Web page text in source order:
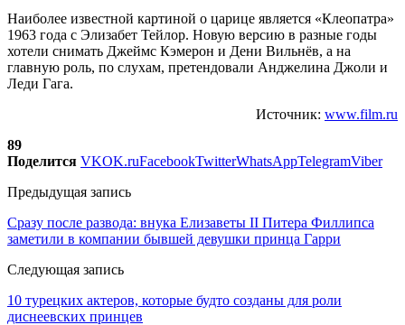
Наиболее известной картиной о царице является «Клеопатра»
1963 года с Элизабет Тейлор. Новую версию в разные годы
хотели снимать Джеймс Кэмерон и Дени Вильнёв, а на
главную роль, по слухам, претендовали Анджелина Джоли и
Леди Гага.
Источник: www.film.ru
89
Поделится VKOK.ruFacebookTwitterWhatsAppTelegramViber
Предыдущая запись
Сразу после развода: внука Елизаветы II Питера Филлипса
заметили в компании бывшей девушки принца Гарри
Следующая запись
10 турецких актеров, которые будто созданы для роли
диснеевских принцев